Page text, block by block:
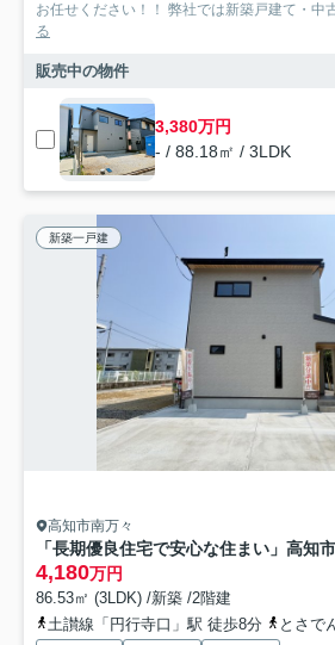
お任せください！！ 弊社では新築戸建て・中
る
販売中の物件
3,380万円
- / 88.18㎡ / 3LDK
新築一戸建
高知市南万々
4,180万円
86.53㎡ (3LDK) /新築 /2階建
土讃線「円行寺口」駅 徒歩8分
とさでん交